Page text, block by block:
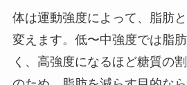
体は運動強度によって、脂肪
変えます。低〜中強度では脂
く、高強度になるほど糖質の